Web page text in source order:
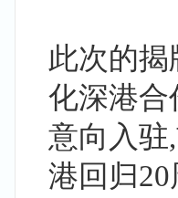
此次的
化深港合
意向入驻
港回归